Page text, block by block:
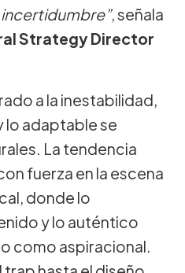
, señala
Strategy Director
a la inestabilidad,
lo adaptable se
La tendencia
fuerza en la escena
donde lo
y lo auténtico
como aspiracional.